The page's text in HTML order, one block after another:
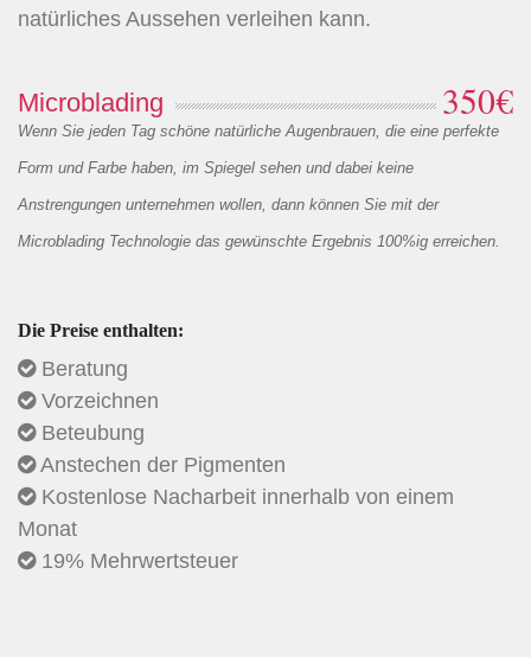
natürliches Aussehen verleihen kann.
Microblading 350€
Wenn Sie jeden Tag schöne natürliche Augenbrauen, die eine perfekte
Form und Farbe haben, im Spiegel sehen und dabei keine
Anstrengungen unternehmen wollen, dann können Sie mit der
Microblading Technologie das gewünschte Ergebnis 100%ig erreichen.
Die Preise enthalten:
Beratung
Vorzeichnen
Beteubung
Anstechen der Pigmenten
Kostenlose Nacharbeit innerhalb von einem
Monat
19% Mehrwertsteuer